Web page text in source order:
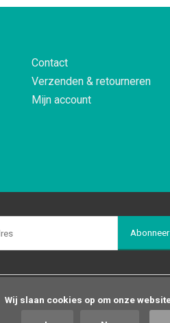
Contact
Verzenden & retourneren
Mijn account
Abonneer